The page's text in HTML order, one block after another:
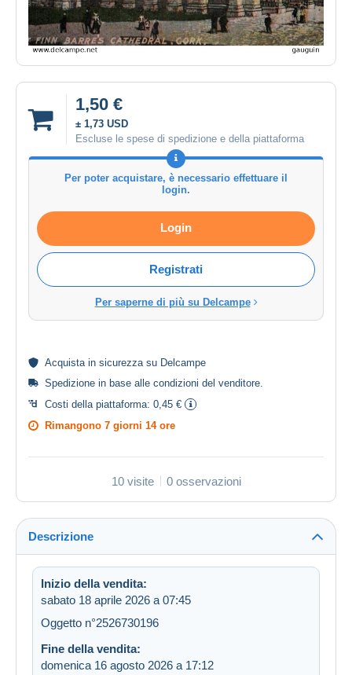
1,50 €
± 1,73 USD
Escluse le spese di spedizione e della piattaforma
Per poter acquistare, è necessario effettuare il
login.
Login
Registrati
Per saperne di più su Delcampe
Acquista in sicurezza su Delcampe
Spedizione in base alle condizioni del venditore
Costi della piattaforma: 0,45 €
Rimangono 7 giorni 14 ore
10 visite 0 osservazioni
Descrizione
Inizio della vendita:
sabato 18 aprile 2026 a 07:45
Oggetto n°2526730196
Fine della vendita:
domenica 16 agosto 2026 a 17:12